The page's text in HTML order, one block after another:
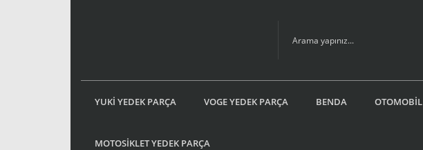
YUKİ YEDEK PARÇA VOGE YEDEK PARÇA BENDA OTOMOBİL
MOTOSİKLET YEDEK PARÇA